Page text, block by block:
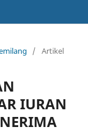
/ Artikel
IURAN